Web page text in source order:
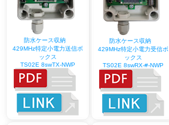
防水ケース収納
429MHz特定小電力送信ボ
ックス
TS02E 8swTX-NWP
防水ケース収納
429MHz特定小電力受信ボ
ックス
TS02E 8swRX-#-NWP